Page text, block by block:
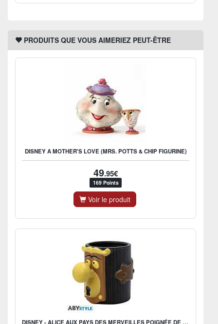
PRODUITS QUE VOUS AIMERIEZ PEUT-ÊTRE
DISNEY A MOTHER'S LOVE (MRS. POTTS & CHIP FIGURINE)
49.95€
169 Points
Voir le produit
DISNEY - ALICE AUX PAYS DES MERVEILLES POIGNÉE DE PORTE MUG 3D